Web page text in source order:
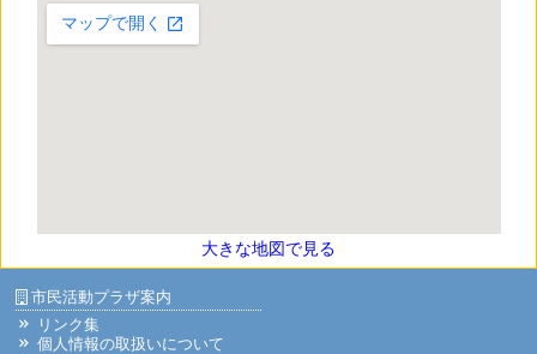
大きな地図で見る
市民活動プラザ案内
リンク集
個人情報の取扱いについて